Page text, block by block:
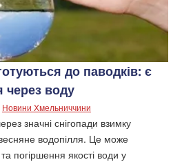
до паводків: є
через воду
Новини Хмельниччини
значні снігопади взимку
водопілля. Це може
погіршення якості води у